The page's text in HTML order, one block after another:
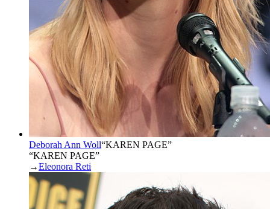
Deborah Ann Woll“KAREN PAGE”
“KAREN PAGE”
→Eleonora Reti